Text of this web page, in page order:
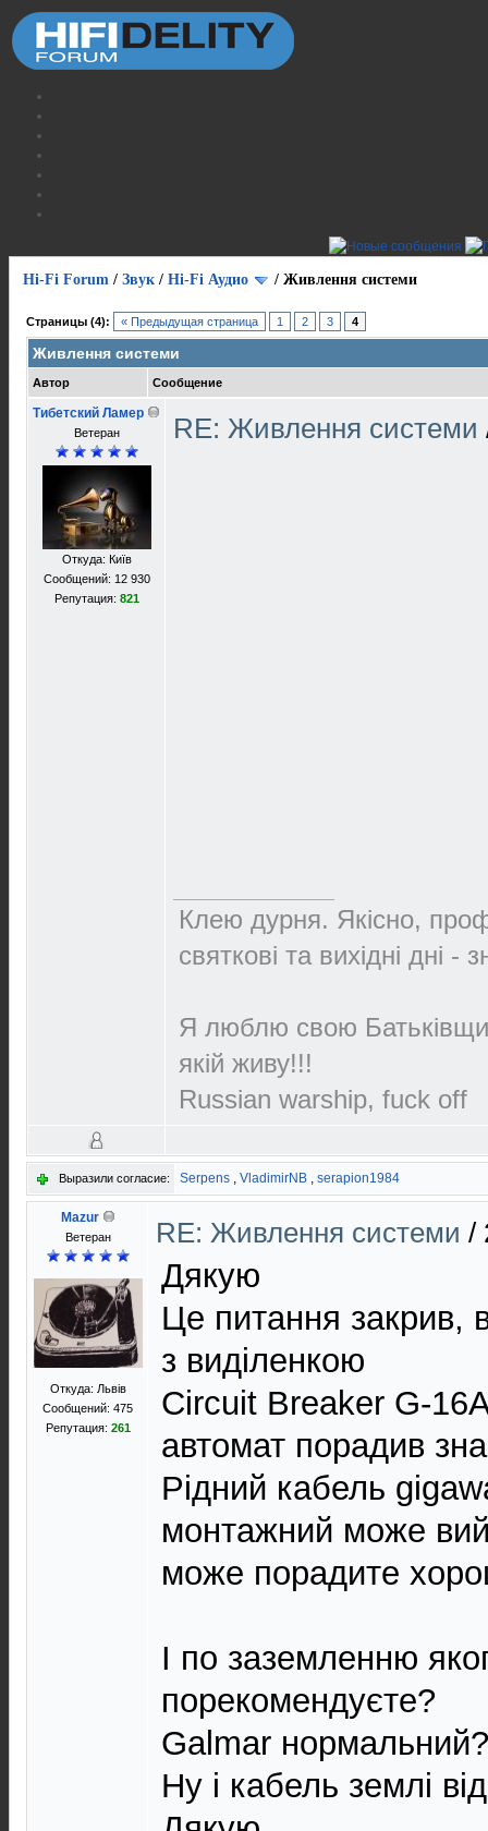
Hi-Fi Forum / Звук / Hi-Fi Аудио / Живлення системи
Страницы (4): « Предыдущая страница 1 2 3 4
Живлення системи
Автор Сообщение
Тибетский Ламер
Ветеран
Откуда: Київ
Сообщений: 12 930
Репутация: 821
RE: Живлення системи
Клею дурня. Якісно,
святкові та вихідні дні -
Я люблю свою
якій живу!!!
Russian warship, fuck off
Выразили согласие: Serpens , VladimirNB , serapion1984
Mazur
Ветеран
Откуда: Львів
Сообщений: 475
Репутация: 261
RE: Живлення системи /
Дякую
Це питання закрив,
з виділенкою
Circuit Breaker G-
автомат порадив
Рідний кабель
монтажний може
може порадите
І по заземленню
порекомендуєте?
Galmar нормальний?
Ну і кабель землі